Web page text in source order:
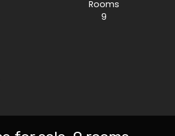
Rooms
9